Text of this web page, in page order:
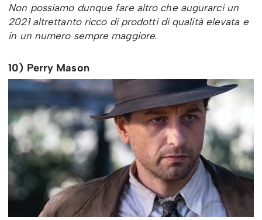
Non possiamo dunque fare altro che augurarci un
2021 altrettanto ricco di prodotti di qualità elevata e
in un numero sempre maggiore.
10) Perry Mason